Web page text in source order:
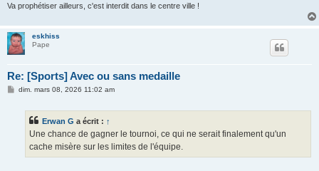
Va prophétiser ailleurs, c'est interdit dans le centre ville !
eskhiss
Pape
Re: [Sports] Avec ou sans medaille
Mdim. mars 08, 2026 11:02 am
Erwan G a écrit : ↑
Une chance de gagner le tournoi, ce qui ne serait finalement qu'un
cache misère sur les limites de l'équipe.